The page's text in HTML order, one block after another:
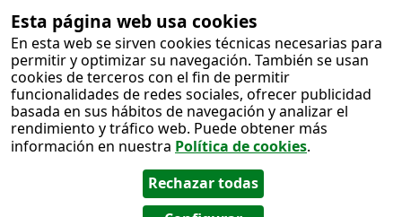
Esta página web usa cookies
En esta web se sirven cookies técnicas necesarias para
permitir y optimizar su navegación. También se usan
cookies de terceros con el fin de permitir
funcionalidades de redes sociales, ofrecer publicidad
basada en sus hábitos de navegación y analizar el
rendimiento y tráfico web. Puede obtener más
información en nuestra Política de cookies.